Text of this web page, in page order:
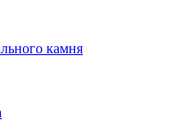
камня